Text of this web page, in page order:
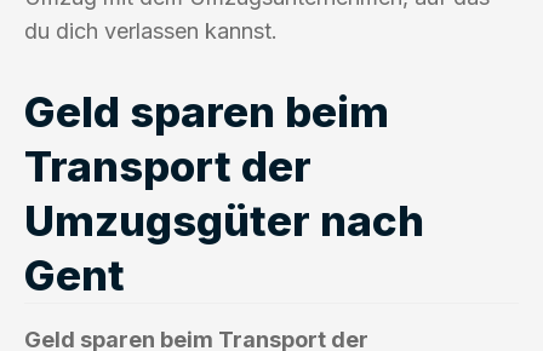
du dich verlassen kannst.
Geld sparen beim
Transport der
Umzugsgüter nach
Gent
Geld sparen beim Transport der